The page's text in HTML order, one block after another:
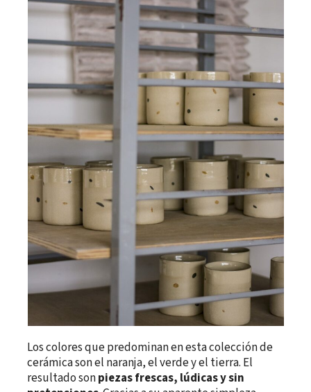
Los colores que predominan en esta colección de
cerámica son el naranja, el verde y el tierra. El
resultado sonpiezas frescas, lúdicas y sin